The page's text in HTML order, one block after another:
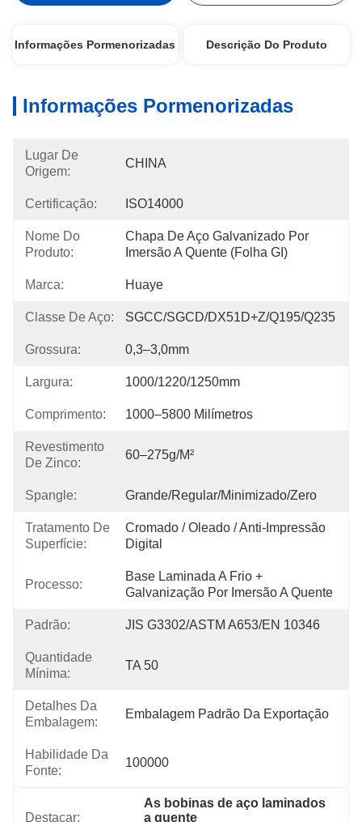
Informações Pormenorizadas Descrição Do Produto
Informações Pormenorizadas
Lugar De
Origem:
CHINA
Certificação: ISO14000
Nome Do
Produto:
Chapa De Aço Galvanizado Por
Imersão A Quente (folha GI)
Marca: Huaye
Classe De Aço: SGCC/SGCD/DX51D+Z/Q195/Q235
Grossura: 0,3–3,0mm
Largura: 1000/1220/1250mm
Comprimento: 1000–5800 Milímetros
Revestimento
De Zinco:
60–275g/m²
Spangle: Grande/Regular/Minimizado/Zero
Tratamento De
Superfície:
Cromado / Oleado / Anti-Impressão
Digital
Processo:
Base Laminada A Frio +
Galvanização Por Imersão A Quente
Padrão: JIS G3302/ASTM A653/EN 10346
Quantidade
Mínima:
TA 50
Detalhes Da
Embalagem:
Embalagem Padrão Da Exportação
Habilidade Da
Fonte:
100000
Destacar:
As bobinas de aço laminados
a quente